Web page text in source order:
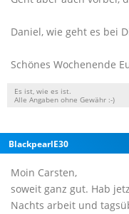
Daniel, wie geht es bei
Schönes Wochenende
Es ist, wie es ist.
Alle Angaben ohne Gewähr :-)
BlackpearlE30
Moin Carsten,
soweit ganz gut. Hab
Nachts arbeit und